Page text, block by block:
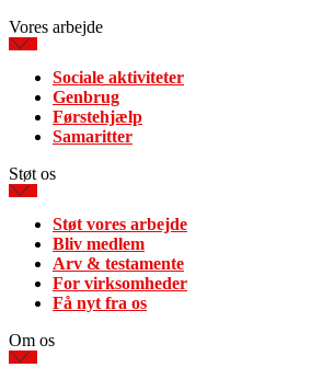
Vores arbejde
Sociale aktiviteter
Genbrug
Førstehjælp
Samaritter
Støt os
Støt vores arbejde
Bliv medlem
Arv & testamente
For virksomheder
Få nyt fra os
Om os